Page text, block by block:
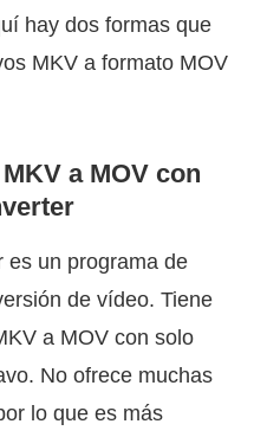
hay dos formas que
MKV a formato MOV
a MOV con
es un programa de
de vídeo. Tiene
a MOV con solo
No ofrece muchas
lo que es más